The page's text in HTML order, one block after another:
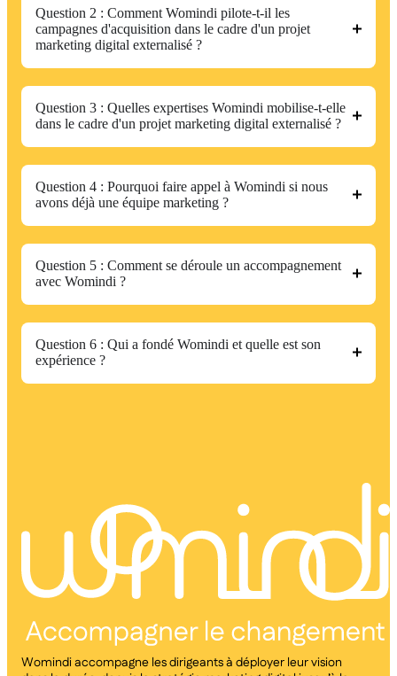
Question 2 : Comment Womindi pilote-t-il les
campagnes d'acquisition dans le cadre d'un projet
marketing digital externalisé ?
Question 3 : Quelles expertises Womindi mobilise-t-elle
dans le cadre d'un projet marketing digital externalisé ?
Question 4 : Pourquoi faire appel à Womindi si nous
avons déjà une équipe marketing ?
Question 5 : Comment se déroule un accompagnement
avec Womindi ?
Question 6 : Qui a fondé Womindi et quelle est son
expérience ?
Womindi accompagne les dirigeants à déployer leur vision